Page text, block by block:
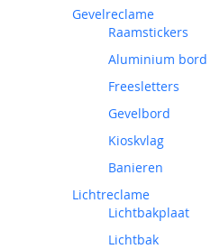
Gevelreclame
Raamstickers
Aluminium bord
Freesletters
Gevelbord
Kioskvlag
Banieren
Lichtreclame
Lichtbakplaat
Lichtbak